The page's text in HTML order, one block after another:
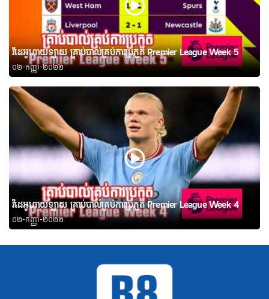
វីដេអូហាយឡាយ គ្រាប់បាល់គ្រប់ការប្រកួត Premier League Week 5
០២-កញ្ញា-២០២២
វីដេអូហាយឡាយ គ្រាប់បាល់គ្រប់ការប្រកួត Premier League Week 4
០២-កញ្ញា-២០២២